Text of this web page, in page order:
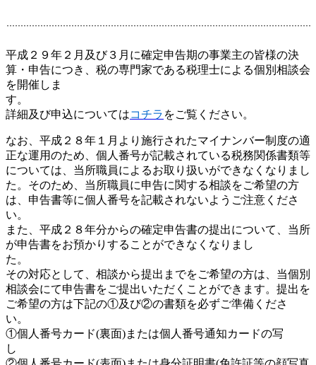
平成２９年２月及び３月に確定申告期の事業主の皆様の決
算・申告につき、税の専門家である税理士による個別相談会
を開催しま
す
詳細及び申込についてはコチラ をご覧ください。
なお、平成２８年１月より施行されたマイナンバー制度の適
正な運用のため、個人番号が記載されている税務関係書類等
については、当所職員によるお取り扱いができなくなりまし
た。そのため、当所職員に申告に関する相談をご希望の方
は、申告書等に個人番号を記載されないようご注意くださ
また、平成２８年分からの確定申告書の提出について、当所
が申告書をお預かりすることができなくなりまし
その対応として、相談から提出までをご希望の方は、当個別
相談会にて申告書をご提出いただくことができます。提出を
ご希望の方は下記の①及び②の書類を必ずご準備くださ
①個人番号カード(裏面)または個人番号通知カードの写